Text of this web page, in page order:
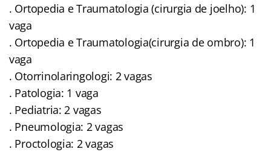
. Ortopedia e Traumatologia (cirurgia de joelho): 1
vaga
. Ortopedia e Traumatologia(cirurgia de ombro): 1
vaga
. Otorrinolaringologi: 2 vagas
. Patologia: 1 vaga
. Pediatria: 2 vagas
. Pneumologia: 2 vagas
. Proctologia: 2 vagas